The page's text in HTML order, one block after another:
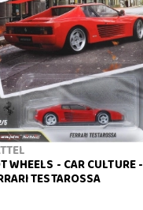
WHEELS - CAR CULTURE -
TESTAROSSA